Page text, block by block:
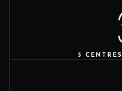
5 CENTRES